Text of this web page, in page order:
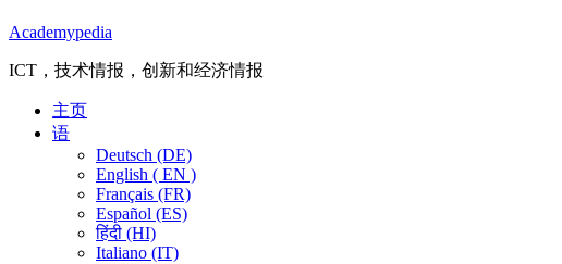
Menu
Academypedia
ICT，技术情报，创新和经济情报
主页
语
Deutsch (DE)
English ( EN )
Français (FR)
Español (ES)
हिंदी (HI)
Italiano (IT)